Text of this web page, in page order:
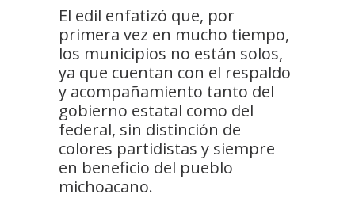
El edil enfatizó que, por
primera vez en mucho tiempo,
los municipios no están solos,
ya que cuentan con el respaldo
y acompañamiento tanto del
gobierno estatal como del
federal, sin distinción de
colores partidistas y siempre
en beneficio del pueblo
michoacano.